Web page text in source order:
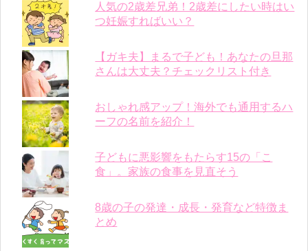
人気の2歳差兄弟！2歳差にしたい時はい
つ妊娠すればいい？
【ガキ夫】まるで子ども！あなたの旦那
さんは大丈夫？チェックリスト付き
おしゃれ感アップ！海外でも通用するハ
ーフの名前を紹介！
子どもに悪影響をもたらす15の「こ
食」。家族の食事を見直そう
8歳の子の発達・成長・発育など特徴ま
とめ